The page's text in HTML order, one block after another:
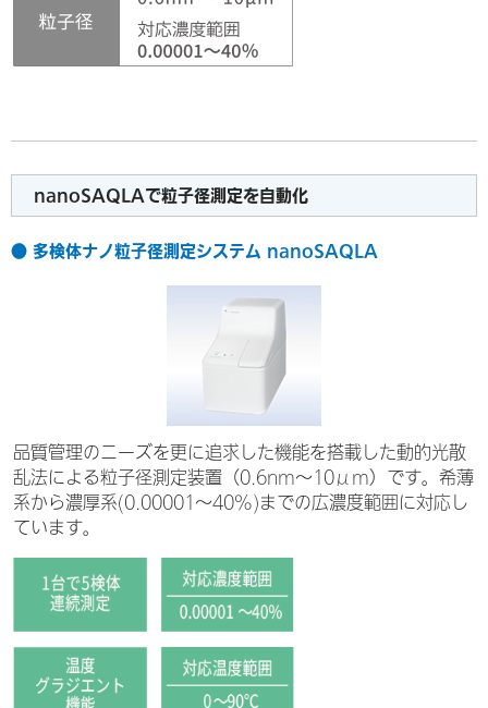
nanoSAQLAで粒子径測定を自動化
● 多検体ナノ粒子径測定システム nanoSAQLA
品質管理のニーズを更に追求した機能を搭載した動的光散
乱法による粒子径測定装置（0.6nm～10μm）です。希薄
系から濃厚系(0.00001～40%)までの広濃度範囲に対応し
ています。